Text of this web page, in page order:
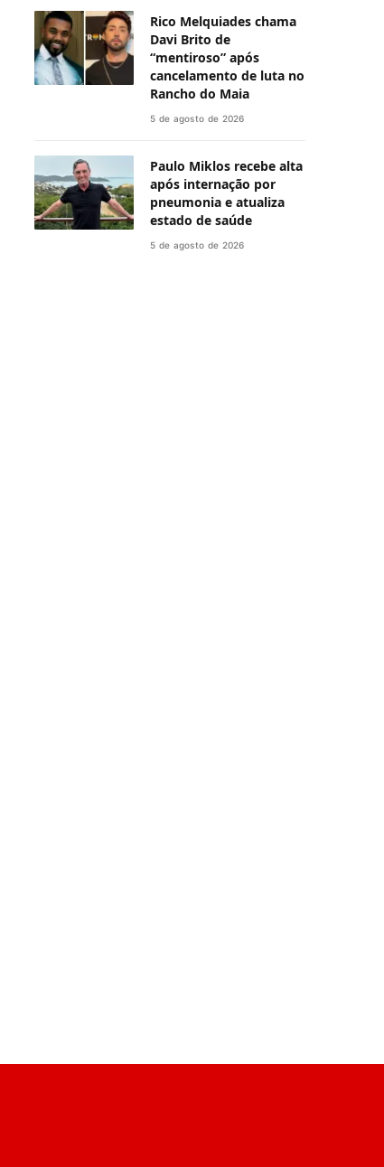
Rico Melquiades chama
Davi Brito de
“mentiroso” após
cancelamento de luta no
Rancho do Maia
5 de agosto de 2026
Paulo Miklos recebe alta
após internação por
pneumonia e atualiza
estado de saúde
5 de agosto de 2026